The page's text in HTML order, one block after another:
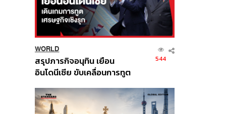
WORLD
สรุปภารกิจอนุทิน เยือน
อินโดนีเซีย ขับเคลื่อนการทูต
ส่วนยุทธศาสตร์ไทย –
อินโดนีเซีย
544